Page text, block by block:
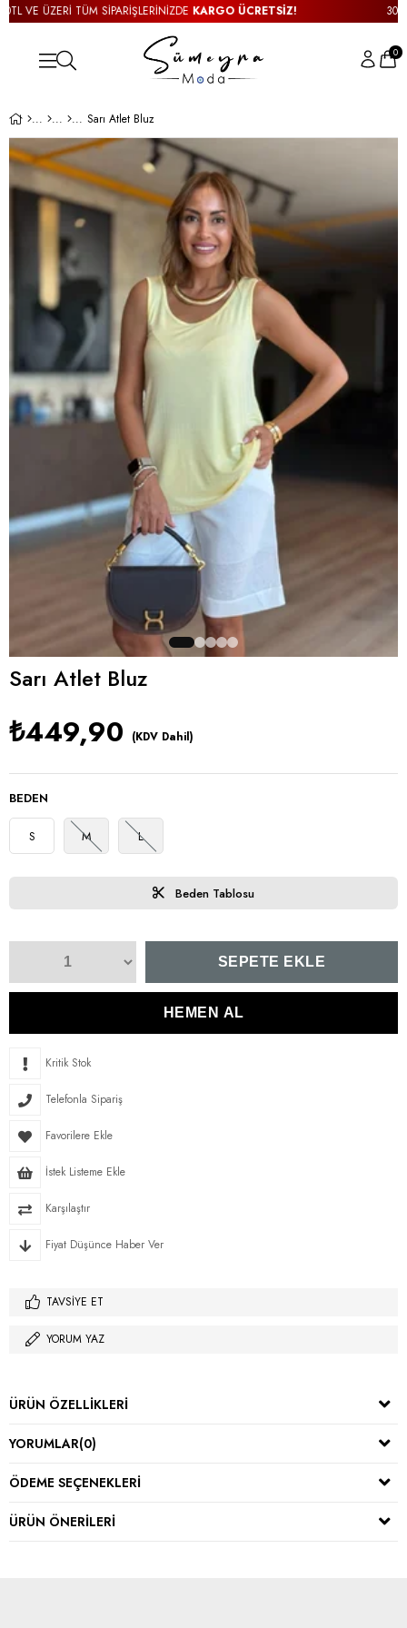
VE ÜZERİ TÜM SİPARİŞLERİNİZDEKARGO ÜCRETSİZ!
0
Sarı Atlet Bluz
Sarı Atlet Bluz
₺449,90 (KDV Dahil)
BEDEN
S M L
Beden Tablosu
Kritik Stok
Telefonla Sipariş
Favorilere Ekle
İstek Listeme Ekle
Karşılaştır
Fiyat Düşünce Haber Ver
TAVSIYE ET
YORUM YAZ
ÜRÜN ÖZELLIKLERI
YORUMLAR(0)
ÖDEME SEÇENEKLERI
ÜRÜN ÖNERILERI